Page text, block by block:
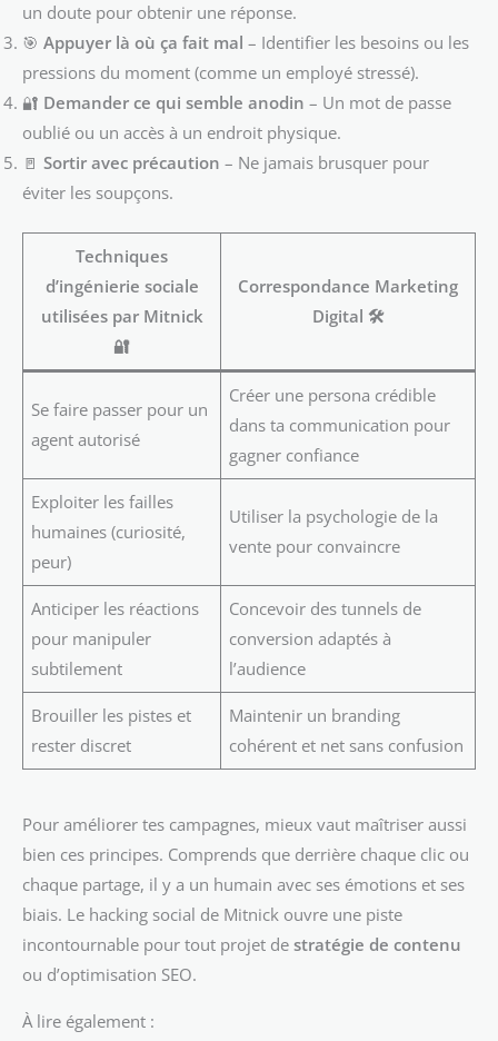
un doute pour obtenir une réponse.
🎯 Appuyer là où ça fait mal – Identifier les besoins ou les
pressions du moment (comme un employé stressé).
🔐 Demander ce qui semble anodin – Un mot de passe
oublié ou un accès à un endroit physique.
🚪 Sortir avec précaution – Ne jamais brusquer pour
éviter les soupçons.
Techniques
d’ingénierie sociale
utilisées par Mitnick
🔐
Correspondance Marketing
Digital 🛠️
Se faire passer pour un
agent autorisé
Créer une persona crédible
dans ta communication pour
gagner confiance
Exploiter les failles
humaines (curiosité,
peur)
Utiliser la psychologie de la
vente pour convaincre
Anticiper les réactions
pour manipuler
subtilement
Concevoir des tunnels de
conversion adaptés à
l’audience
Brouiller les pistes et
rester discret
Maintenir un branding
cohérent et net sans confusion
Pour améliorer tes campagnes, mieux vaut maîtriser aussi
bien ces principes. Comprends que derrière chaque clic ou
chaque partage, il y a un humain avec ses émotions et ses
biais. Le hacking social de Mitnick ouvre une piste
incontournable pour tout projet de stratégie de contenu
ou d’optimisation SEO.
À lire également :